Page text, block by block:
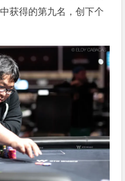
获得的第九名，创下个